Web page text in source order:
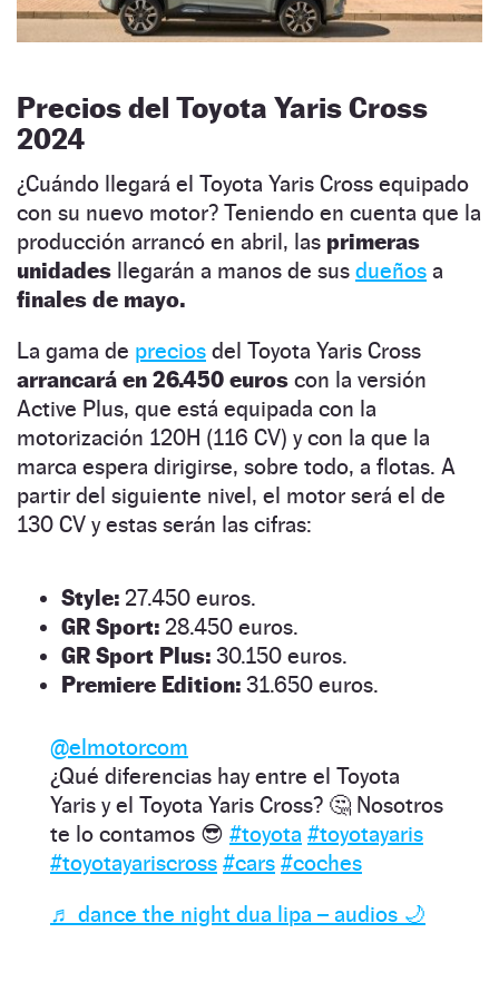
Precios del Toyota Yaris Cross
2024
¿Cuándo llegará el Toyota Yaris Cross equipado
con su nuevo motor? Teniendo en cuenta que la
producción arrancó en abril, las primeras
unidades llegarán a manos de sus dueños a
finales de mayo.
La gama de precios del Toyota Yaris Cross
arrancará en 26.450 euros con la versión
Active Plus, que está equipada con la
motorización 120H (116 CV) y con la que la
marca espera dirigirse, sobre todo, a flotas. A
partir del siguiente nivel, el motor será el de
130 CV y estas serán las cifras:
Style: 27.450 euros.
GR Sport: 28.450 euros.
GR Sport Plus: 30.150 euros.
Premiere Edition: 31.650 euros.
@elmotorcom
¿Qué diferencias hay entre el Toyota
Yaris y el Toyota Yaris Cross? 🤔 Nosotros
te lo contamos 😎 #toyota #toyotayaris
#toyotayariscross #cars #coches
♬ dance the night dua lipa – audios 🌙